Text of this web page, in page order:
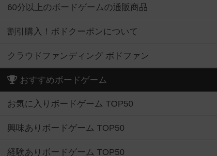
60分以上のボードゲームの通販商品
割引購入！ボドクーポンについて
クラウドファンディング ボドファン
おすすめボードゲーム
お気に入りボードゲーム TOP50
興味ありボードゲーム TOP50
経験ありボードゲーム TOP50